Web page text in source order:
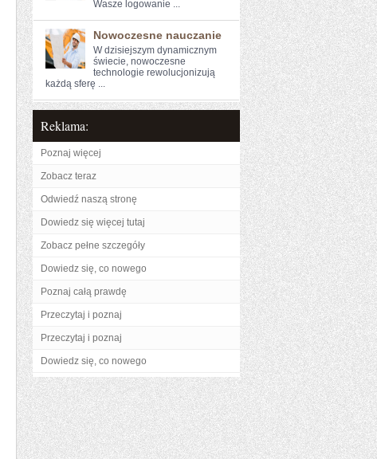
Wasze logowanie ...
Nowoczesne nauczanie
W ⁢dzisiejszym dynamicznym ​
świecie, nowoczesne
technologie rewolucjonizują
⁤każdą sferę ...
Reklama:
Poznaj więcej
Zobacz teraz
Odwiedź naszą stronę
Dowiedz się więcej tutaj
Zobacz pełne szczegóły
Dowiedz się, co nowego
Poznaj całą prawdę
Przeczytaj i poznaj
Przeczytaj i poznaj
Dowiedz się, co nowego